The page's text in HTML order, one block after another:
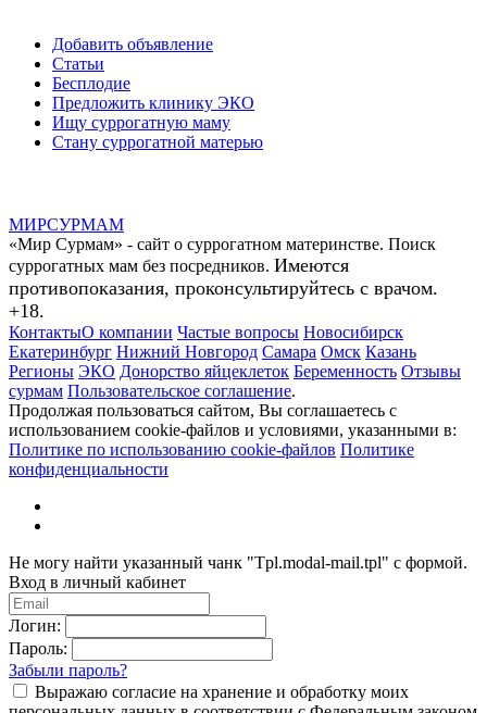
Добавить объявление
Статьи
Бесплодие
Предложить клинику ЭКО
Ищу суррогатную маму
Стану суррогатной матерью
МИРСУРМАМ
«Мир Сурмам» - сайт о суррогатном материнстве. Поиск
суррогатных мам без посредников. Имеются
противопоказания, проконсультируйтесь с врачом.
+18.
КонтактыО компании Частые вопросы Новосибирск
Екатеринбург Нижний Новгород Самара Омск Казань
Регионы ЭКО Донорство яйцеклеток Беременность Отзывы
сурмам Пользовательское соглашение.
Продолжая пользоваться сайтом, Вы соглашаетесь с
использованием cookie-файлов и условиями, указанными в:
Политике по использованию cookie-файлов Политике
конфиденциальности
Не могу найти указанный чанк "Tpl.modal-mail.tpl" с формой.
Вход в личный кабинет
Логин:
Пароль:
Забыли пароль?
Выражаю согласие на хранение и обработку моих